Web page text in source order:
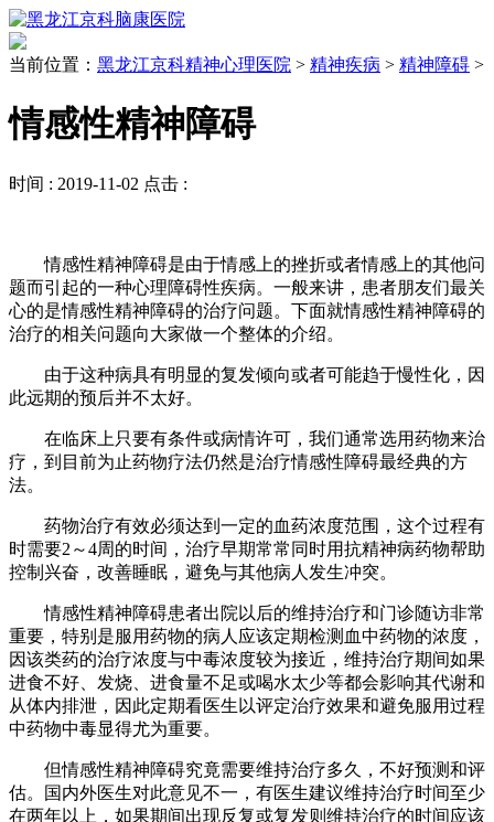
当前位置： 黑龙江京科精神心理医院 > 精神疾病 > 精神障碍 >
情感性精神障碍
时间 : 2019-11-02 点击 :
情感性精神障碍是由于情感上的挫折或者情感上的其他问
题而引起的一种心理障碍性疾病。一般来讲，患者朋友们最关
心的是情感性精神障碍的治疗问题。下面就情感性精神障碍的
治疗的相关问题向大家做一个整体的介绍。
由于这种病具有明显的复发倾向或者可能趋于慢性化，因
此远期的预后并不太好。
在临床上只要有条件或病情许可，我们通常选用药物来治
疗，到目前为止药物疗法仍然是治疗情感性障碍最经典的方
法。
药物治疗有效必须达到一定的血药浓度范围，这个过程有
时需要2～4周的时间，治疗早期常常同时用抗精神病药物帮助
控制兴奋，改善睡眠，避免与其他病人发生冲突。
情感性精神障碍患者出院以后的维持治疗和门诊随访非常
重要，特别是服用药物的病人应该定期检测血中药物的浓度，
因该类药的治疗浓度与中毒浓度较为接近，维持治疗期间如果
进食不好、发烧、进食量不足或喝水太少等都会影响其代谢和
从体内排泄，因此定期看医生以评定治疗效果和避免服用过程
中药物中毒显得尤为重要。
但情感性精神障碍究竟需要维持治疗多久，不好预测和评
估。国内外医生对此意见不一，有医生建议维持治疗时间至少
在两年以上，如果期间出现反复或复发则维持治疗的时间应该